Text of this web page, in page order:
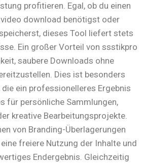
profitieren. Egal, ob du einen
download benötigst oder
dieses Tool liefert stets
Ein großer Vorteil von ssstikpro
saubere Downloads ohne
Dies ist besonders
ein professionelleres Ergebnis
für persönliche Sammlungen,
kreative Bearbeitungsprojekte.
von Branding-Überlagerungen
freiere Nutzung der Inhalte und
Endergebnis. Gleichzeitig